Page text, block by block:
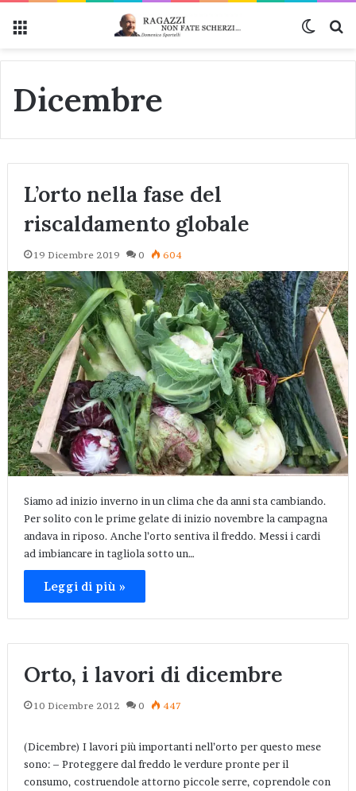
Dicembre
L’orto nella fase del
riscaldamento globale
19 Dicembre 2019 0 604
Siamo ad inizio inverno in un clima che da anni sta cambiando.
Per solito con le prime gelate di inizio novembre la campagna
andava in riposo. Anche l’orto sentiva il freddo. Messi i cardi
ad imbiancare in tagliola sotto un…
Leggi di più »
Orto, i lavori di dicembre
10 Dicembre 2012 0 447
(Dicembre) I lavori più importanti nell’orto per questo mese
sono: – Proteggere dal freddo le verdure pronte per il
consumo, costruendole attorno piccole serre, coprendole con